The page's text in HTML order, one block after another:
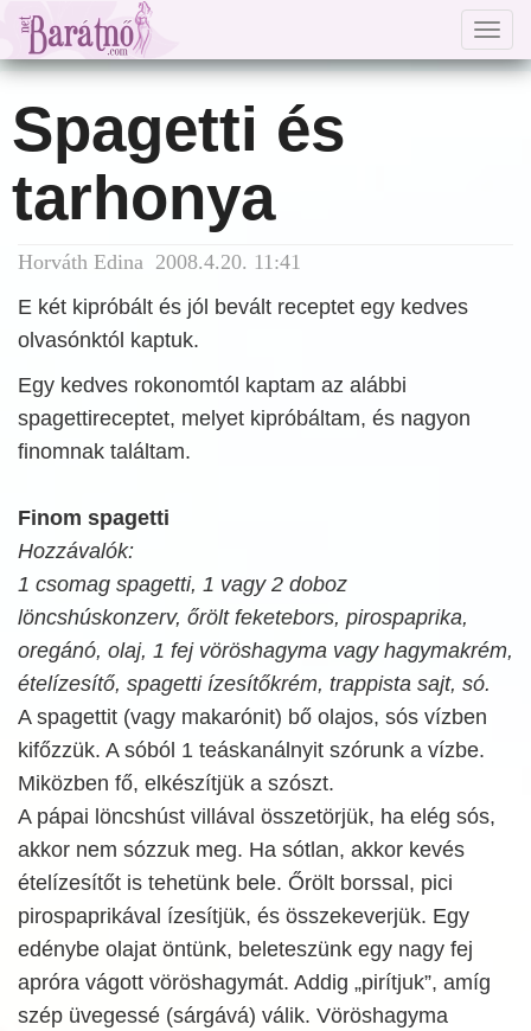
Spagetti és
tarhonya
Horváth Edina 2008.4.20. 11:41
E két kipróbált és jól bevált receptet egy kedves
olvasónktól kaptuk.
Egy kedves rokonomtól kaptam az alábbi
spagettireceptet, melyet kipróbáltam, és nagyon
finomnak találtam.
Finom spagetti
Hozzávalók:
1 csomag spagetti, 1 vagy 2 doboz
löncshúskonzerv, őrölt feketebors, pirospaprika,
oregánó, olaj, 1 fej vöröshagyma vagy hagymakrém,
ételízesítő, spagetti ízesítőkrém, trappista sajt, só.
A spagettit (vagy makarónit) bő olajos, sós vízben
kifőzzük. A sóból 1 teáskanálnyit szórunk a vízbe.
Miközben fő, elkészítjük a szószt.
A pápai löncshúst villával összetörjük, ha elég sós,
akkor nem sózzuk meg. Ha sótlan, akkor kevés
ételízesítőt is tehetünk bele. Őrölt borssal, pici
pirospaprikával ízesítjük, és összekeverjük. Egy
edénybe olajat öntünk, beleteszünk egy nagy fej
apróra vágott vöröshagymát. Addig „pirítjuk”, amíg
szép üvegessé (sárgává) válik. Vöröshagyma